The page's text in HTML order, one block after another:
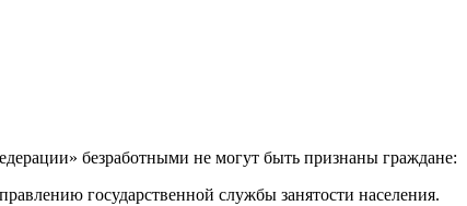
безработными не могут быть признаны граждане:
государственной службы занятости населения.